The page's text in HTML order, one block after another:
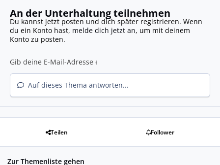
An der Unterhaltung teilnehmen
Du kannst jetzt posten und dich später registrieren. Wenn
du ein Konto hast, melde dich jetzt an, um mit deinem
Konto zu posten.
Auf dieses Thema antworten...
Teilen Follower
Zur Themenliste gehen